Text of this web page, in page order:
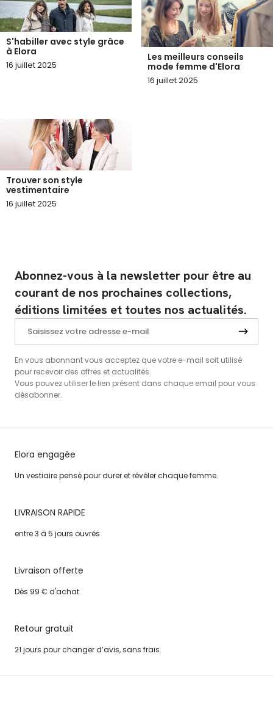
S'habiller avec style grâce
à Elora
16 juillet 2025
Les meilleurs conseils
mode femme d'Elora
16 juillet 2025
Trouver son style
vestimentaire
16 juillet 2025
Abonnez-vous à la newsletter pour être au
courant de nos prochaines collections,
éditions limitées et toutes nos actualités.
En vous abonnant vous acceptez que votre e-mail soit utilisé
pour recevoir des offres et actualités.
Vous pouvez utiliser le lien présent dans chaque email pour vous
désabonner.
Elora engagée
Un vestiaire pensé pour durer et révéler chaque femme.
LIVRAISON RAPIDE
entre 3 à 5 jours ouvrés
Livraison offerte
Dès 99 € d'achat
Retour gratuit
21 jours pour changer d’avis, sans frais.